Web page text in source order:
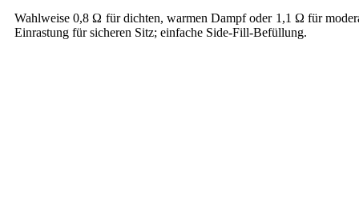
Wahlweise 0,8 Ω für dichten, warmen Dampf oder 1,1 Ω für
Einrastung für sicheren Sitz; einfache Side-Fill-Befüllung.